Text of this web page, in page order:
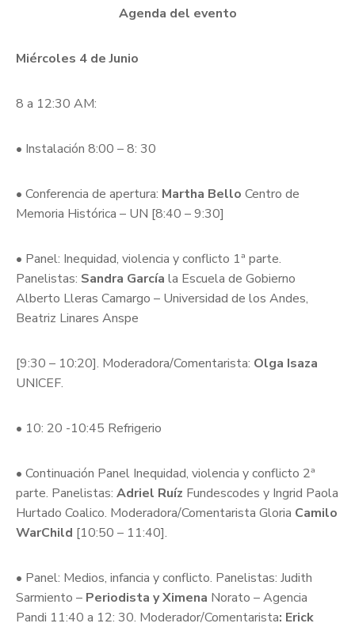
Agenda del evento
Miércoles 4 de Junio
8 a 12:30 AM:
• Instalación 8:00 – 8: 30
• Conferencia de apertura: Martha Bello Centro de
Memoria Histórica – UN [8:40 – 9:30]
• Panel: Inequidad, violencia y conflicto 1ª parte.
Panelistas: Sandra García la Escuela de Gobierno
Alberto Lleras Camargo – Universidad de los Andes,
Beatriz Linares Anspe
[9:30 – 10:20]. Moderadora/Comentarista: Olga Isaza
UNICEF.
• 10: 20 -10:45 Refrigerio
• Continuación Panel Inequidad, violencia y conflicto 2ª
parte. Panelistas: Adriel Ruíz Fundescodes y Ingrid Paola
Hurtado Coalico. Moderadora/Comentarista Gloria Camilo
WarChild [10:50 – 11:40].
• Panel: Medios, infancia y conflicto. Panelistas: Judith
Sarmiento – Periodista y Ximena Norato – Agencia
Pandi 11:40 a 12: 30. Moderador/Comentarista: Erick